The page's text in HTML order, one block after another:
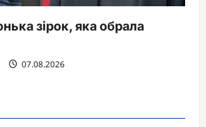
зірок, яка обрала
07.08.2026